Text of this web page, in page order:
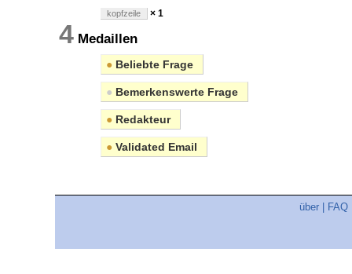
kopfzeile × 1
4 Medaillen
● Beliebte Frage
● Bemerkenswerte Frage
● Redakteur
● Validated Email
über FAQ